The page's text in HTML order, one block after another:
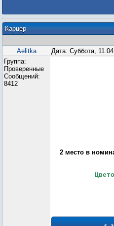
Карцер
Aelitka Дата: Суббота,
Группа:
Проверенные
Сообщений:
8412
2 место в